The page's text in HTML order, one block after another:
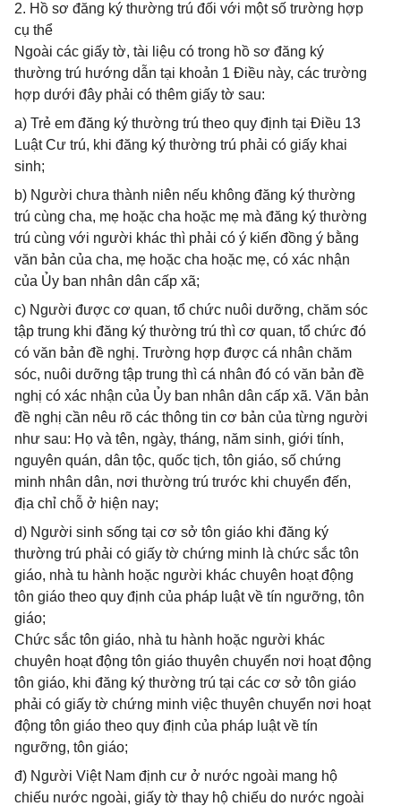
2. Hồ sơ đăng ký thường trú đối với một số trường hợp
cụ thể
Ngoài các giấy tờ, tài liệu có trong hồ sơ đăng ký
thường trú hướng dẫn tại khoản 1 Điều này, các trường
hợp dưới đây phải có thêm giấy tờ sau:
a) Trẻ em đăng ký thường trú theo quy định tại Điều 13
Luật Cư trú, khi đăng ký thường trú phải có giấy khai
sinh;
b) Người chưa thành niên nếu không đăng ký thường
trú cùng cha, mẹ hoặc cha hoặc mẹ mà đăng ký thường
trú cùng với người khác thì phải có ý kiến đồng ý bằng
văn bản của cha, mẹ hoặc cha hoặc mẹ, có xác nhận
của Ủy ban nhân dân cấp xã;
c) Người được cơ quan, tổ chức nuôi dưỡng, chăm sóc
tập trung khi đăng ký thường trú thì cơ quan, tổ chức đó
có văn bản đề nghị. Trường hợp được cá nhân chăm
sóc, nuôi dưỡng tập trung thì cá nhân đó có văn bản đề
nghị có xác nhận của Ủy ban nhân dân cấp xã. Văn bản
đề nghị cần nêu rõ các thông tin cơ bản của từng người
như sau: Họ và tên, ngày, tháng, năm sinh, giới tính,
nguyên quán, dân tộc, quốc tịch, tôn giáo, số chứng
minh nhân dân, nơi thường trú trước khi chuyển đến,
địa chỉ chỗ ở hiện nay;
d) Người sinh sống tại cơ sở tôn giáo khi đăng ký
thường trú phải có giấy tờ chứng minh là chức sắc tôn
giáo, nhà tu hành hoặc người khác chuyên hoạt động
tôn giáo theo quy định của pháp luật về tín ngưỡng, tôn
giáo;
Chức sắc tôn giáo, nhà tu hành hoặc người khác
chuyên hoạt động tôn giáo thuyên chuyển nơi hoạt động
tôn giáo, khi đăng ký thường trú tại các cơ sở tôn giáo
phải có giấy tờ chứng minh việc thuyên chuyển nơi hoạt
động tôn giáo theo quy định của pháp luật về tín
ngưỡng, tôn giáo;
đ) Người Việt Nam định cư ở nước ngoài mang hộ
chiếu nước ngoài, giấy tờ thay hộ chiếu do nước ngoài